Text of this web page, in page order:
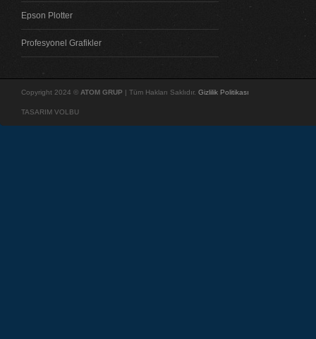
Epson Plotter
Profesyonel Grafikler
Copyright 2024 © ATOM GRUP | Tüm Hakları Saklıdır. Gizlilik Politikası
TASARIM VOLBU